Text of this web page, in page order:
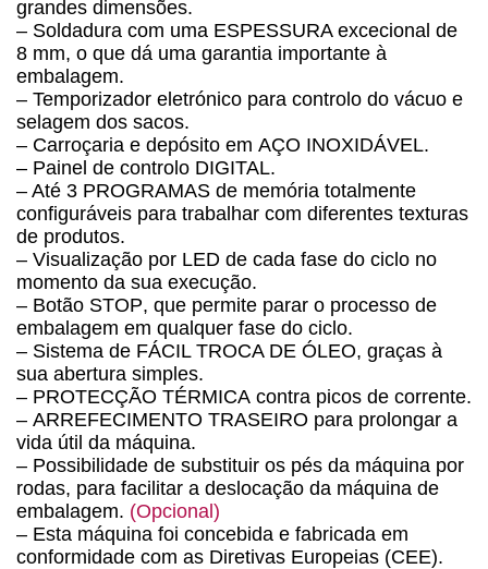
grandes dimensões.
– Soldadura com uma ESPESSURA excecional de
8 mm, o que dá uma garantia importante à
embalagem.
– Temporizador eletrónico para controlo do vácuo e
selagem dos sacos.
– Carroçaria e depósito em AÇO INOXIDÁVEL.
– Painel de controlo DIGITAL.
– Até 3 PROGRAMAS de memória totalmente
configuráveis para trabalhar com diferentes texturas
de produtos.
– Visualização por LED de cada fase do ciclo no
momento da sua execução.
– Botão STOP, que permite parar o processo de
embalagem em qualquer fase do ciclo.
– Sistema de FÁCIL TROCA DE ÓLEO, graças à
sua abertura simples.
– PROTECÇÃO TÉRMICA contra picos de corrente.
– ARREFECIMENTO TRASEIRO para prolongar a
vida útil da máquina.
– Possibilidade de substituir os pés da máquina por
rodas, para facilitar a deslocação da máquina de
embalagem. (Opcional)
– Esta máquina foi concebida e fabricada em
conformidade com as Diretivas Europeias (CEE).